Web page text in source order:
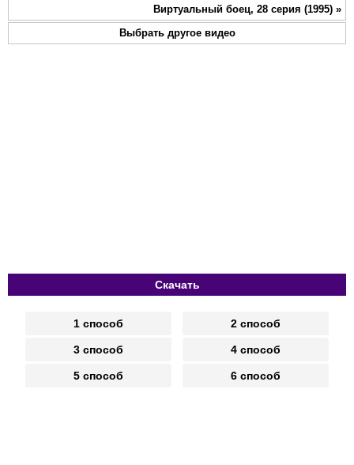
Виртуальный боец, 28 серия (1995) »
Выбрать другое видео
Скачать
1 способ 2 способ
3 способ 4 способ
5 способ 6 способ